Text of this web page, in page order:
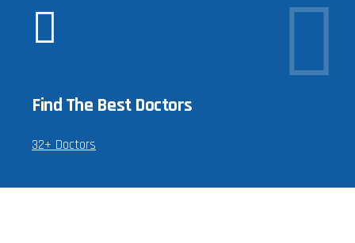
Find The Best Doctors
32+ Doctors